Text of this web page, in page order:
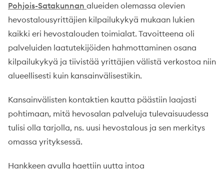
Pohjois-Satakunnan alueiden olemassa olevien
hevostalousyrittäjien kilpailukykyä mukaan lukien
kaikki eri hevostalouden toimialat. Tavoitteena oli
palveluiden laatutekijöiden hahmottaminen osana
kilpailukykyä ja tiivistää yrittäjien välistä verkostoa niin
alueellisesti kuin kansainvälisestikin.
Kansainvälisten kontaktien kautta päästiin laajasti
pohtimaan, mitä hevosalan palveluja tulevaisuudessa
tulisi olla tarjolla, ns. uusi hevostalous ja sen merkitys
omassa yrityksessä.
Hankkeen avulla haettiin uutta intoa